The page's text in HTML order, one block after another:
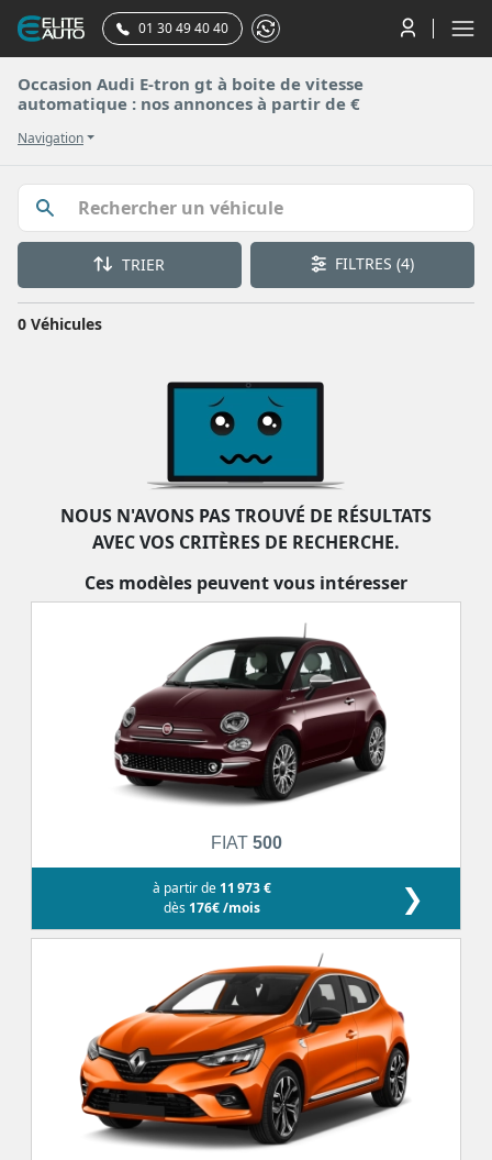
01 30 49 40 40
Occasion Audi E-tron gt à boite de vitesse
automatique : nos annonces à partir de €
Navigation
TRIER FILTRES(4)
0 Véhicules
NOUS N'AVONS PAS TROUVÉ DE RÉSULTATS
AVEC VOS CRITÈRES DE RECHERCHE.
Ces modèles peuvent vous intéresser
FIAT 500
à partir de 11 973 €
dès 176€ /mois ❯